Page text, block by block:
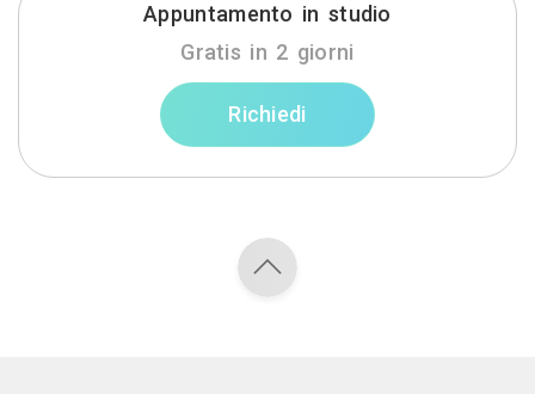
Appuntamento in studio
Gratis in 2 giorni
Richiedi